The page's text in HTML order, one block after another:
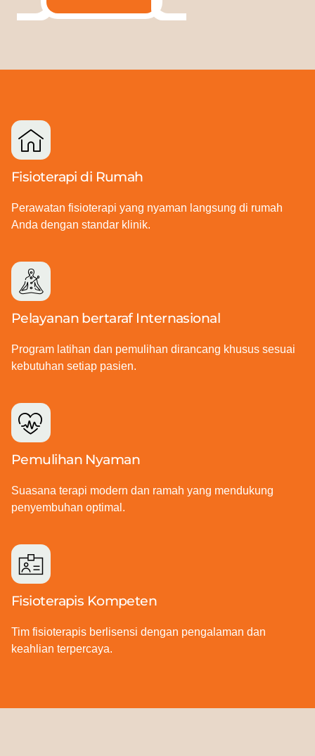
Fisioterapi di Rumah
Perawatan fisioterapi yang nyaman langsung di rumah
Anda dengan standar klinik.
Pelayanan bertaraf Internasional
Program latihan dan pemulihan dirancang khusus sesuai
kebutuhan setiap pasien.
Pemulihan Nyaman
Suasana terapi modern dan ramah yang mendukung
penyembuhan optimal.
Fisioterapis Kompeten
Tim fisioterapis berlisensi dengan pengalaman dan
keahlian terpercaya.